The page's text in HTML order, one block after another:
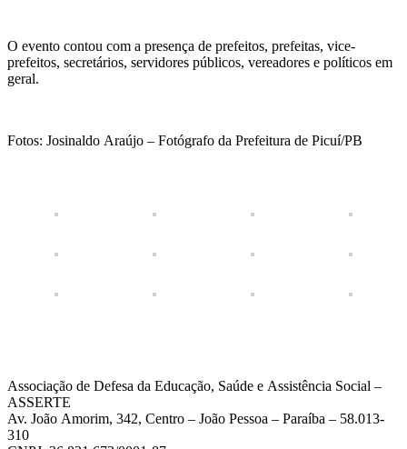
O evento contou com a presença de prefeitos, prefeitas, vice-
prefeitos, secretários, servidores públicos, vereadores e políticos em
geral.
Fotos: Josinaldo Araújo – Fotógrafo da Prefeitura de Picuí/PB
Associação de Defesa da Educação, Saúde e Assistência Social –
ASSERTE
Av. João Amorim, 342, Centro – João Pessoa – Paraíba – 58.013-
310